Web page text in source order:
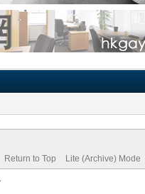
Return to Top Lite (Archive) Mode